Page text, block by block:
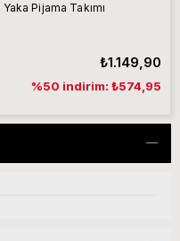
Pijama Takımı
₺1.149,90
%50 indirim: ₺574,95